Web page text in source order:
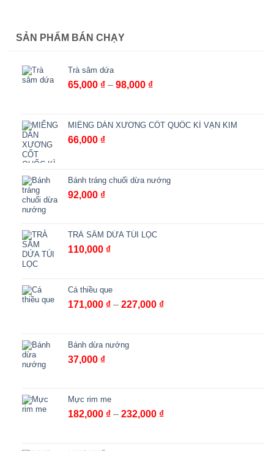
SẢN PHẨM BÁN CHẠY
Trà sâm dứa
65,000 ₫ – 98,000 ₫Khoảng
65,000 ₫
MIẾNG DÁN XƯƠNG CỐT QUỐC KÌ VẠN KIM
66,000 ₫
Bánh tráng chuối dừa nướng
92,000 ₫
TRÀ SÂM DỨA TÚI LỌC
110,000 ₫
Cá thiều que
171,000 ₫ – 227,000 ₫Khoảng
Bánh dừa nướng
37,000 ₫
Mực rim me
182,000 ₫ – 232,000 ₫Khoảng